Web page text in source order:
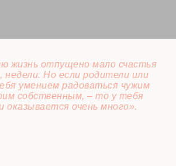
жизнь отпущено мало счастья
Но если родители или
умением радоваться чужим
собственным, – то у тебя
оказывается очень много».